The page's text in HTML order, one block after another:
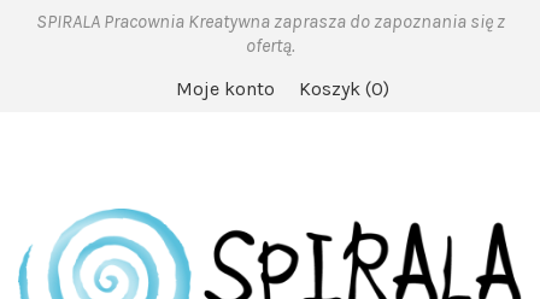
SPIRALA Pracownia Kreatywna zaprasza do zapoznania się z
ofertą.
Moje konto
Koszyk 0